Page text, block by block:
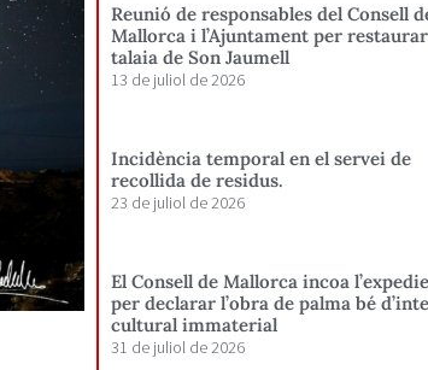
Reunió de responsables del Consell
Mallorca i l’Ajuntament per
talaia de Son Jaumell
13 de juliol de 2026
Incidència temporal en el servei de
recollida de residus.
23 de juliol de 2026
El Consell de Mallorca incoa
per declarar l’obra de palma bé
cultural immaterial
31 de juliol de 2026